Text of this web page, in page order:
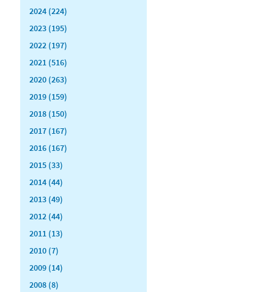
2024 (224)
2023 (195)
2022 (197)
2021 (516)
2020 (263)
2019 (159)
2018 (150)
2017 (167)
2016 (167)
2015 (33)
2014 (44)
2013 (49)
2012 (44)
2011 (13)
2010 (7)
2009 (14)
2008 (8)